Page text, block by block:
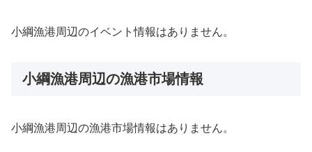
小綱漁港周辺のイベント情報はありません。
小綱漁港周辺の漁港市場情報
小綱漁港周辺の漁港市場情報はありません。